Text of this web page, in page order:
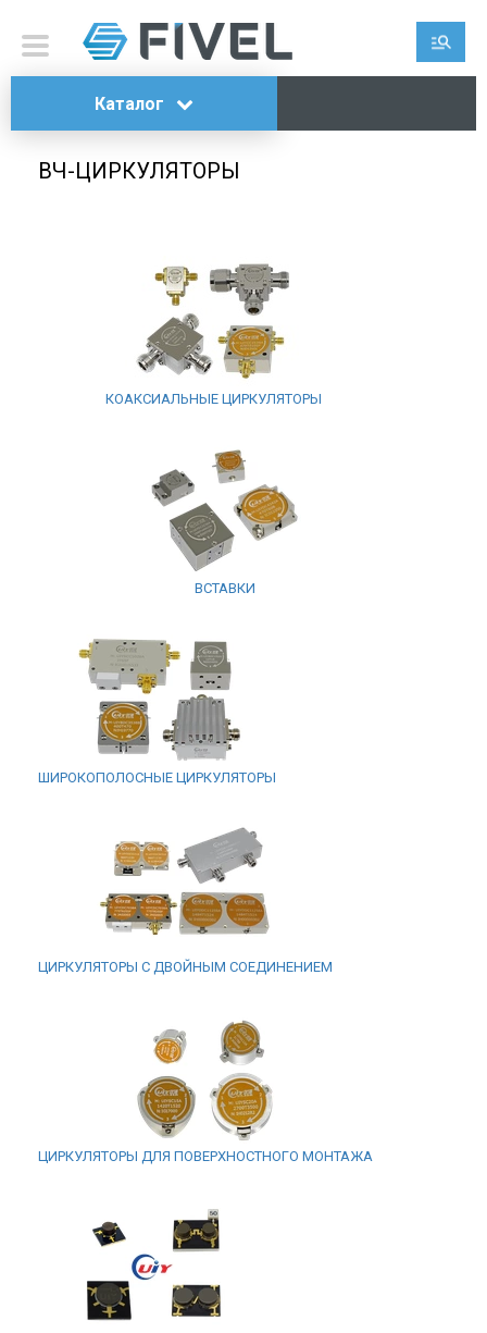
Каталог
ВЧ-ЦИРКУЛЯТОРЫ
КОАКСИАЛЬНЫЕ ЦИРКУЛЯТОРЫ
ВСТАВКИ
ШИРОКОПОЛОСНЫЕ ЦИРКУЛЯТОРЫ
ЦИРКУЛЯТОРЫ С ДВОЙНЫМ СОЕДИНЕНИЕМ
ЦИРКУЛЯТОРЫ ДЛЯ ПОВЕРХНОСТНОГО МОНТАЖА